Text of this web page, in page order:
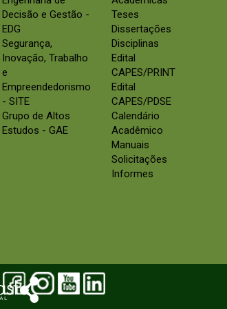
Decisão e Gestão -
EDG
Segurança,
Inovação, Trabalho
e
Empreendedorismo
- SITE
Grupo de Altos
Estudos - GAE
Teses
Dissertações
Disciplinas
Edital
CAPES/PRINT
Edital
CAPES/PDSE
Calendário
Acadêmico
Manuais
Solicitações
Informes